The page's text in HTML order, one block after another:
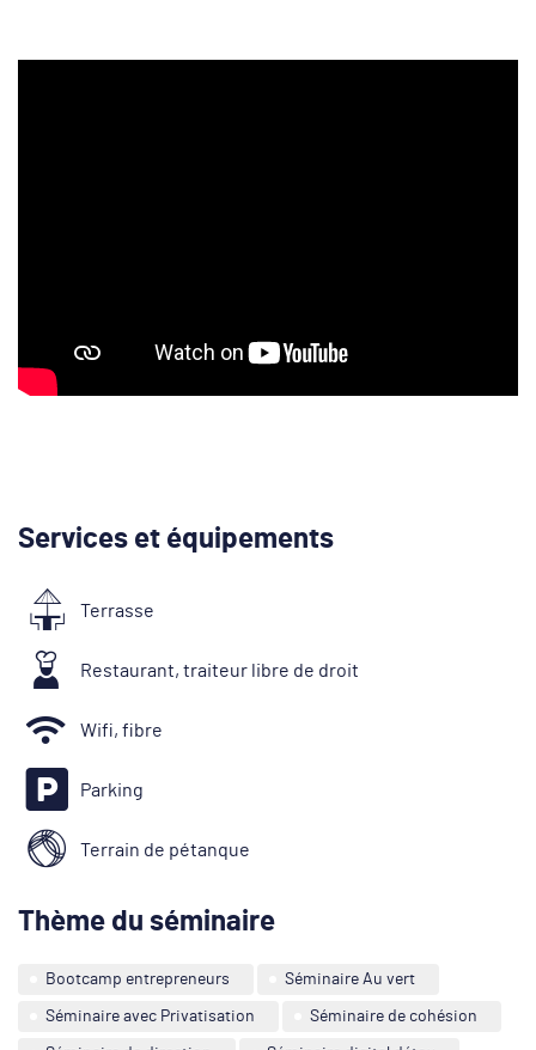
Services et équipements
Terrasse
Restaurant, traiteur libre de droit
Wifi, fibre
Parking
Terrain de pétanque
Thème du séminaire
Bootcamp entrepreneurs Séminaire Au vert
Séminaire avec Privatisation Séminaire de cohésion